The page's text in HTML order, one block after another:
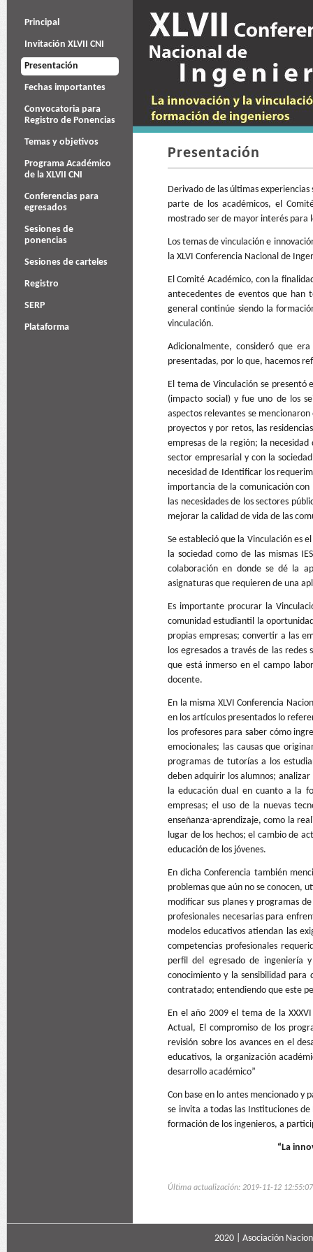
Principal
Invitación XLVII CNI
Presentación
Fechas importantes
Convocatoria para
Registro de Ponencias
Temas y objetivos
Programa Académico
de la XLVII CNI
Conferencias para
egresados
Sesiones de
ponencias
Sesiones de carteles
Registro
SERP
Plataforma
Presentación
Derivado de las últimas
parte de los académicos, el
mostrado ser de mayor interés para
Los temas de vinculación e
la XLVI Conferencia Nacional de
El Comité Académico, con la
antecedentes de eventos que han
general continúe siendo la
vinculación.
Adicionalmente, consideró que
presentadas, por lo que, hacemos
El tema de Vinculación se presentó
(impacto social) y fue uno de los
aspectos relevantes se
proyectos y por retos, las
empresas de la región; la
sector empresarial y con la
necesidad de Identificar los
importancia de la comunicación con
las necesidades de los sectores
mejorar la calidad de vida de las
Se estableció que la Vinculación es
la sociedad como de las mismas
colaboración en donde se dé la
asignaturas que requieren de una
Es importante procurar la
comunidad estudiantil la
propias empresas; convertir a las
los egresados a través de las
que está inmerso en el campo
docente.
En la misma XLVI Conferencia
en los artículos presentados lo
los profesores para saber cómo
emocionales; las causas que
programas de tutorías a los
deben adquirir los alumnos;
la educación dual en cuanto a la
empresas; el uso de la nuevas
enseñanza-aprendizaje, como la
lugar de los hechos; el cambio de
educación de los jóvenes.
En dicha Conferencia también
problemas que aún no se conocen,
modificar sus planes y programas
profesionales necesarias para
modelos educativos atiendan las
competencias profesionales
perfil del egresado de ingeniería
conocimiento y la sensibilidad para
contratado; entendiendo que este
En el año 2009 el tema de la
Actual, El compromiso de los
revisión sobre los avances en el
educativos, la organización
desarrollo académico”
Con base en lo antes mencionado y
se invita a todas las Instituciones
formación de los ingenieros, a
“La
Última actualización: 2019-11-12 12:55:07
2020 | Asociación